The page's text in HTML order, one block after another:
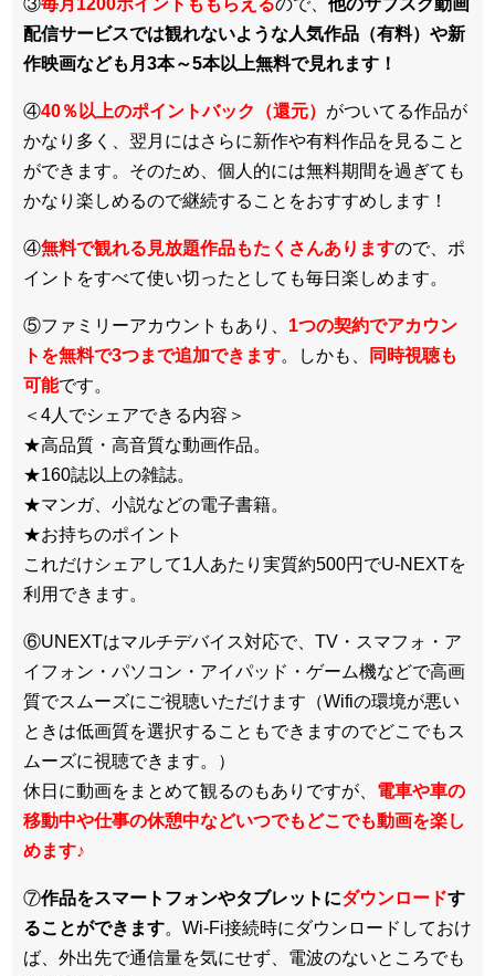
配信サービスでは観れないような人気作品（有料）や新
作映画なども月3本～5本以上無料で見れます！
④40％以上のポイントバック（還元） がついてる作品が
かなり多く、翌月にはさらに新作や有料作品を見ること
ができます。そのため、個人的には無料期間を過ぎても
かなり楽しめるので継続することをおすすめします！
④無料で観れる見放題作品もたくさんありますので、ポ
イントをすべて使い切ったとしても毎日楽しめます。
⑤ファミリーアカウントもあり、 1つの契約でアカウン
トを無料で3つまで追加できます。しかも、
同時視聴も
可能です。
＜4人でシェアできる内容＞
★高品質・高音質な動画作品。
★160誌以上の雑誌。
★マンガ、小説などの電子書籍。
★お持ちのポイント
これだけシェアして1人あたり実質約500円でU-NEXTを
利用できます。
⑥UNEXTはマルチデバイス対応で、TV・スマフォ・ア
イフォン・パソコン・アイパッド・ゲーム機などで高画
質でスムーズにご視聴いただけます（Wifiの環境が悪い
ときは低画質を選択することもできますのでどこでもス
ムーズに視聴できます。）
休日に動画をまとめて観るのもありですが、 電車や車の
移動中や仕事の休憩中などいつでもどこでも動画を楽し
めます♪
⑦作品をスマートフォンやタブレットにダウンロードす
ることができます。Wi-Fi接続時にダウンロードしておけ
ば、外出先で通信量を気にせず、電波のないところでも